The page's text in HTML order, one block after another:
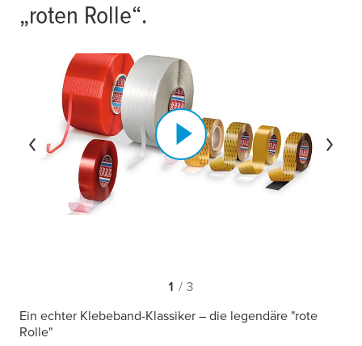
„roten Rolle“.
1 / 3
Ein echter Klebeband-Klassiker – die legendäre "rote
Rolle"